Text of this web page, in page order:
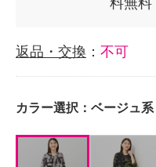
料無料
返品・交換 ： 不可
カラー選択： ベージュ系